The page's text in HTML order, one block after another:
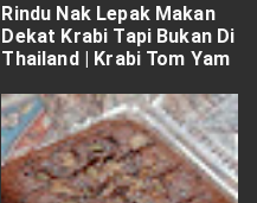
Rindu Nak Lepak Makan
Dekat Krabi Tapi Bukan Di
Thailand | Krabi Tom Yam